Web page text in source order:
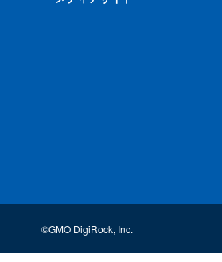
©GMO DigiRock, Inc.